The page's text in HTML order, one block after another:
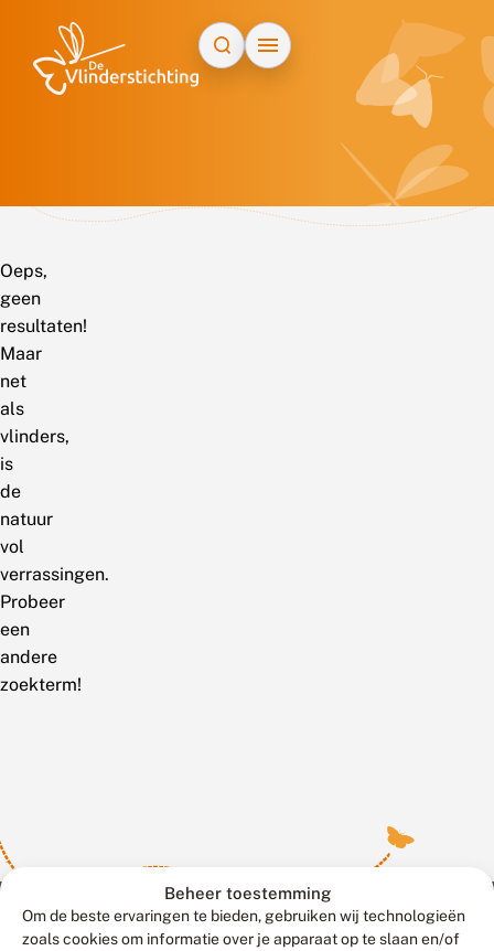
Beheer toestemming
Om de beste ervaringen te bieden, gebruiken wij technologieën
zoals cookies om informatie over je apparaat op te slaan en/of
Oeps,
geen
resultaten!
Maar
net
als
vlinders,
is
de
natuur
vol
verrassingen.
Probeer
een
andere
zoekterm!